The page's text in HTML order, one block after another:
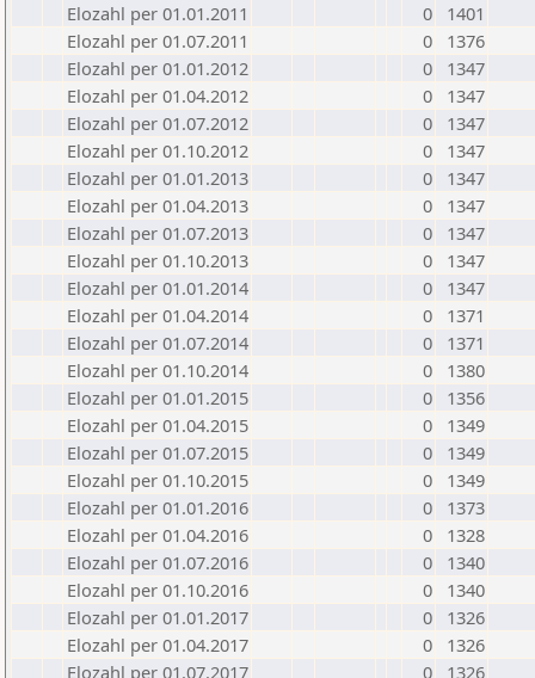
Elozahl per 01.01.2011
0
1401
Elozahl per 01.07.2011
0
1376
Elozahl per 01.01.2012
0
1347
Elozahl per 01.04.2012
0
1347
Elozahl per 01.07.2012
0
1347
Elozahl per 01.10.2012
0
1347
Elozahl per 01.01.2013
0
1347
Elozahl per 01.04.2013
0
1347
Elozahl per 01.07.2013
0
1347
Elozahl per 01.10.2013
0
1347
Elozahl per 01.01.2014
0
1347
Elozahl per 01.04.2014
0
1371
Elozahl per 01.07.2014
0
1371
Elozahl per 01.10.2014
0
1380
Elozahl per 01.01.2015
0
1356
Elozahl per 01.04.2015
0
1349
Elozahl per 01.07.2015
0
1349
Elozahl per 01.10.2015
0
1349
Elozahl per 01.01.2016
0
1373
Elozahl per 01.04.2016
0
1328
Elozahl per 01.07.2016
0
1340
Elozahl per 01.10.2016
0
1340
Elozahl per 01.01.2017
0
1326
Elozahl per 01.04.2017
0
1326
Elozahl per 01.07.2017
0
1326